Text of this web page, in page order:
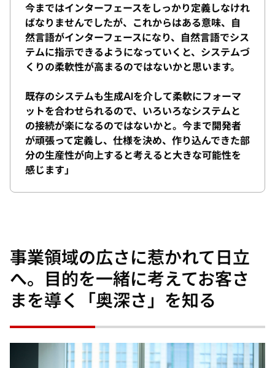
今まではインターフェースをしっかり定義しなけれ
ばなりませんでしたが、これからはある意味、自
然言語がインターフェースになり、自然言語でシス
テムに指示できるようになっていくと、システムづ
くりの柔軟性が高まるのではないかと思います。
既存のシステムも生成AIを介して柔軟にフォーマ
ットを合わせられるので、いろいろなシステムと
の接続が楽になるのではないかと。今まで開発者
が頑張って定義し、仕様を決め、作り込んできた部
分の生産性が向上すると考えると大きな可能性を
感じます」
事業領域の広さに惹かれて日立
へ。目的を一緒に考えてお客さ
まを導く「奥深さ」を知る